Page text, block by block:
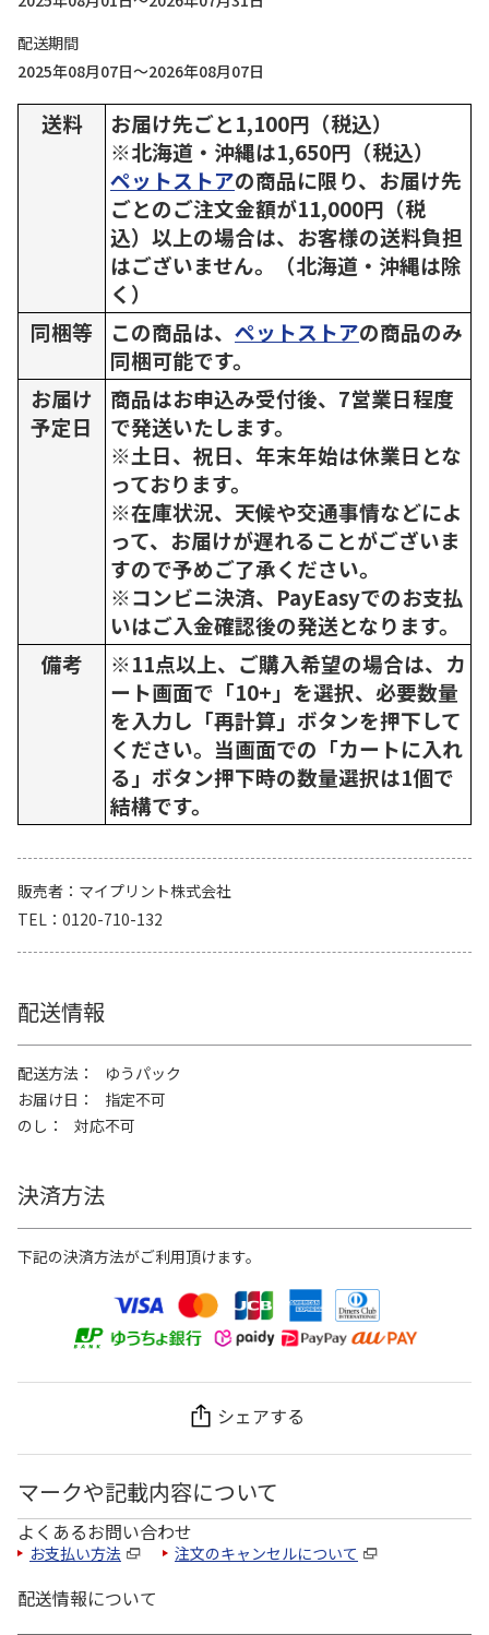
配送期間
2025年08月07日～2026年08月07日
送料
お届け先ごと1,100円（税込）
※北海道・沖縄は1,650円（税込）
ペットストアの商品に限り、お届け先
ごとのご注文金額が11,000円（税
込）以上の場合は、お客様の送料負担
はございません。（北海道・沖縄は除
く）
同梱等
この商品は、 ペットストアの商品のみ
同梱可能です。
お届け
予定日
商品はお申込み受付後、7営業日程度
で発送いたします。
※土日、祝日、年末年始は休業日とな
っております。
※在庫状況、天候や交通事情などによ
って、お届けが遅れることがございま
すので予めご了承ください。
※コンビニ決済、PayEasyでのお支払
いはご入金確認後の発送となります。
備考
※11点以上、ご購入希望の場合は、カ
ート画面で「10+」を選択、必要数量
を入力し「再計算」ボタンを押下して
ください。当画面での「カートに入れ
る」ボタン押下時の数量選択は1個で
結構です。
販売者
マイプリント株式会社
TEL
0120-710-132
配送情報
配送方法
ゆうパック
お届け日
指定不可
のし
対応不可
決済方法
下記の決済方法がご利用頂けます。
シェアする
マークや記載内容について
よくあるお問い合わせ
お支払い方法 注文のキャンセルについて
配送情報について